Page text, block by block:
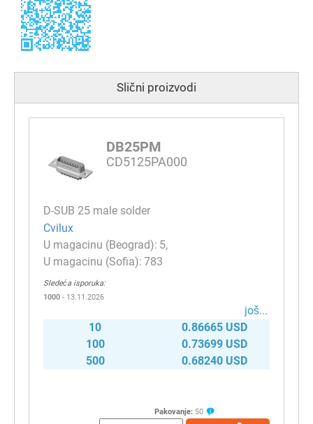
Slični proizvodi
DB25PM
CD5125PA000
D-SUB 25 male solder
Cvilux
5
783
Sledeća isporuka:
1000 - 13.11.2026
јоš...
10
0.86665 USD
100
0.73699 USD
500
0.68240 USD
Pakovanje: 50